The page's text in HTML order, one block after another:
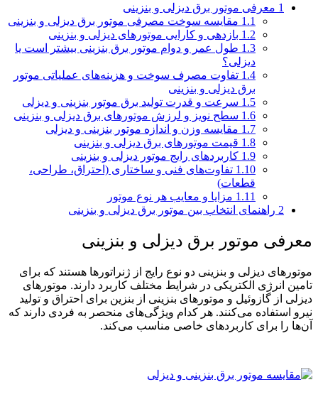
1 معرفی موتور برق دیزلی و بنزینی
1.1 مقایسه سوخت مصرفی موتور برق دیزلی و بنزینی
1.2 بازدهی و کارایی موتورهای دیزلی و بنزینی
1.3 طول عمر و دوام موتور برق بنزینی بیشتر است یا
دیزلی؟
1.4 تفاوت مصرف سوخت و هزینه‌های عملیاتی موتور
برق دیزلی و بنزینی
1.5 سرعت و قدرت تولید برق موتور بنزینی و دیزلی
1.6 سطح نویز و لرزش موتورهای برق دیزلی و بنزینی
1.7 مقایسه وزن و اندازه موتور بنزینی و دیزلی
1.8 قیمت موتورهای برق دیزلی و بنزینی
1.9 کاربردهای رایج موتور دیزلی و بنزینی
1.10 تفاوت‌های فنی و ساختاری (احتراق، طراحی،
قطعات)
1.11 مزایا و معایب هر نوع موتور
2 راهنمای انتخاب بین موتور برق دیزلی و بنزینی
معرفی موتور برق دیزلی و بنزینی
موتورهای دیزلی و بنزینی دو نوع رایج از ژنراتورها هستند که برای
تامین انرژی الکتریکی در شرایط مختلف کاربرد دارند. موتورهای
دیزلی از گازوئیل و موتورهای بنزینی از بنزین برای احتراق و تولید
نیرو استفاده می‌کنند. هر کدام ویژگی‌های منحصر به ‌فردی دارند که
آن‌ها را برای کاربردهای خاصی مناسب می‌کند.